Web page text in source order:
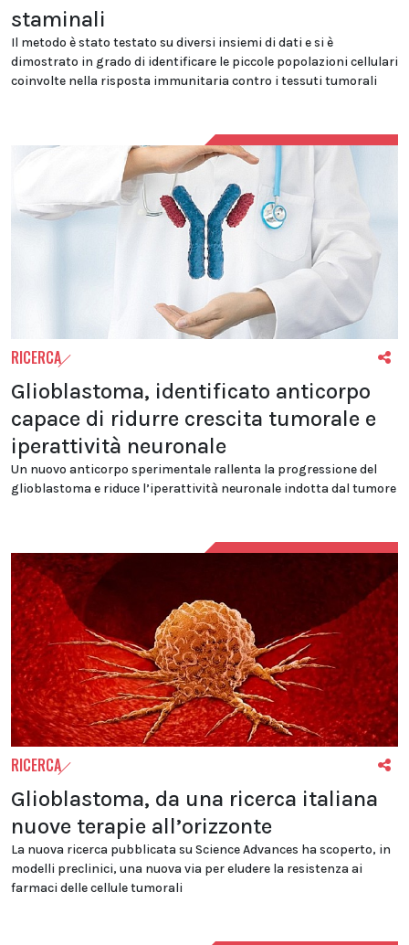
staminali
Il metodo è stato testato su diversi insiemi di dati e si è
dimostrato in grado di identificare le piccole popolazioni cellulari
coinvolte nella risposta immunitaria contro i tessuti tumorali
RICERCA
Glioblastoma, identificato anticorpo
capace di ridurre crescita tumorale e
iperattività neuronale
Un nuovo anticorpo sperimentale rallenta la progressione del
glioblastoma e riduce l’iperattività neuronale indotta dal tumore
RICERCA
Glioblastoma, da una ricerca italiana
nuove terapie all’orizzonte
La nuova ricerca pubblicata su Science Advances ha scoperto, in
modelli preclinici, una nuova via per eludere la resistenza ai
farmaci delle cellule tumorali